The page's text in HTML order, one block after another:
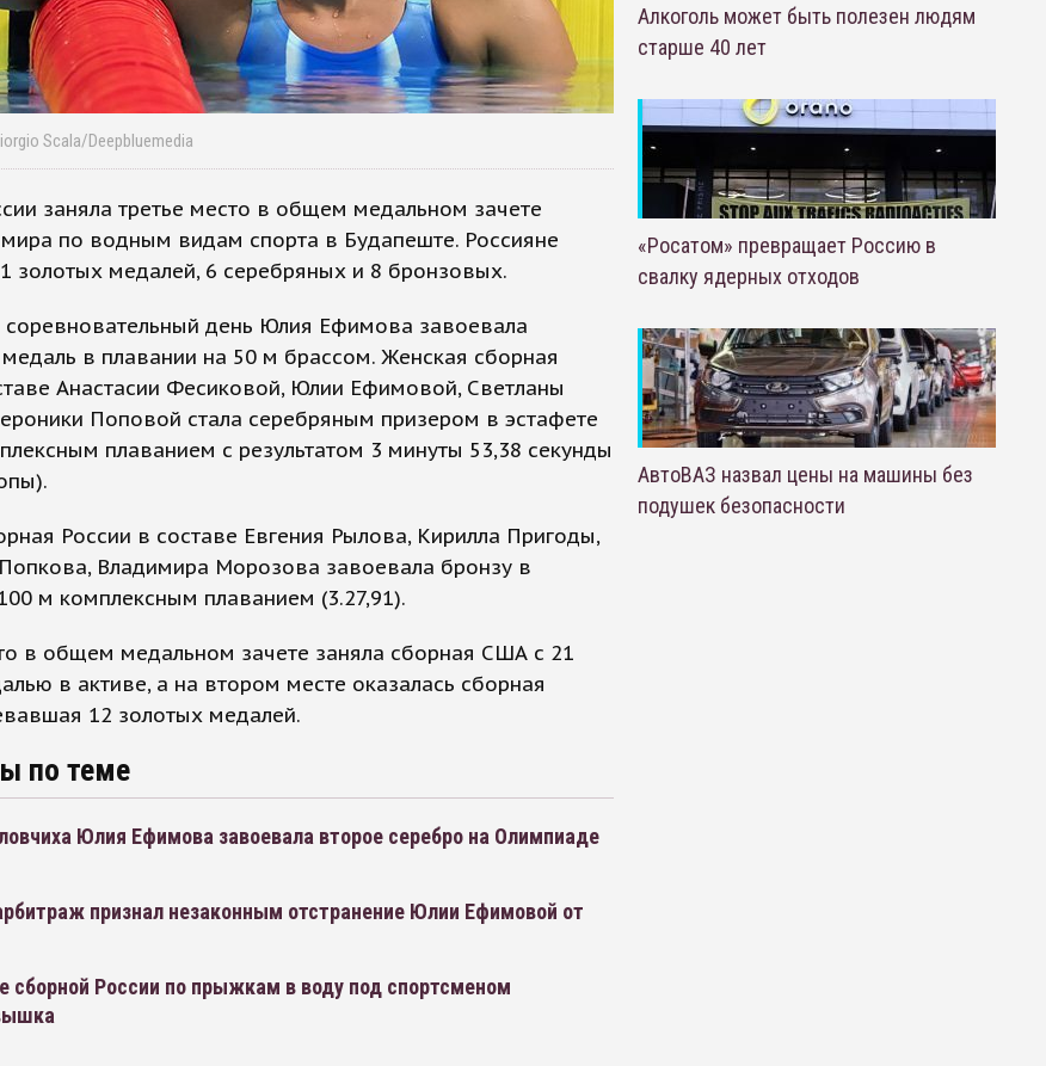
Scala/Deepbluemedia
заняла третье место в общем медальном зачете
по водным видам спорта в Будапеште. Россияне
золотых медалей, 6 серебряных и 8 бронзовых.
соревновательный день Юлия Ефимова завоевала
в плавании на 50 м брассом. Женская сборная
Анастасии Фесиковой, Юлии Ефимовой, Светланы
Поповой стала серебряным призером в эстафете
плаванием с результатом 3 минуты 53,38 секунды
России в составе Евгения Рылова, Кирилла Пригоды,
Владимира Морозова завоевала бронзу в
м комплексным плаванием (3.27,91).
в общем медальном зачете заняла сборная США с 21
в активе, а на втором месте оказалась сборная
12 золотых медалей.
по теме
Юлия Ефимова завоевала второе серебро на Олимпиаде
признал незаконным отстранение Юлии Ефимовой от
сборной России по прыжкам в воду под спортсменом
Алкоголь может быть полезен людям
старше 40 лет
«Росатом» превращает Россию в
свалку ядерных отходов
АвтоВАЗ назвал цены на машины без
подушек безопасности